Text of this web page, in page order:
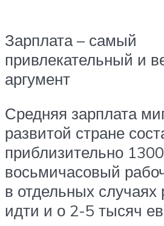
Зарплата – самый
привлекательный и
аргумент
Средняя зарплата
развитой стране
приблизительно
восьмичасовый
в отдельных случаях
идти и о 2-5 тысяч